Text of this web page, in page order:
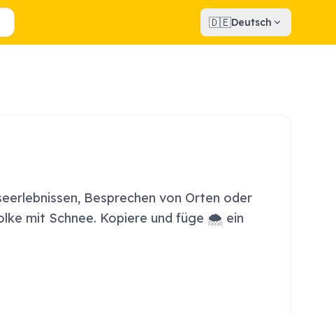
🇩🇪Deutsch
Besprechen von Orten oder
mit Schnee. Kopiere und füge 🌨️ ein